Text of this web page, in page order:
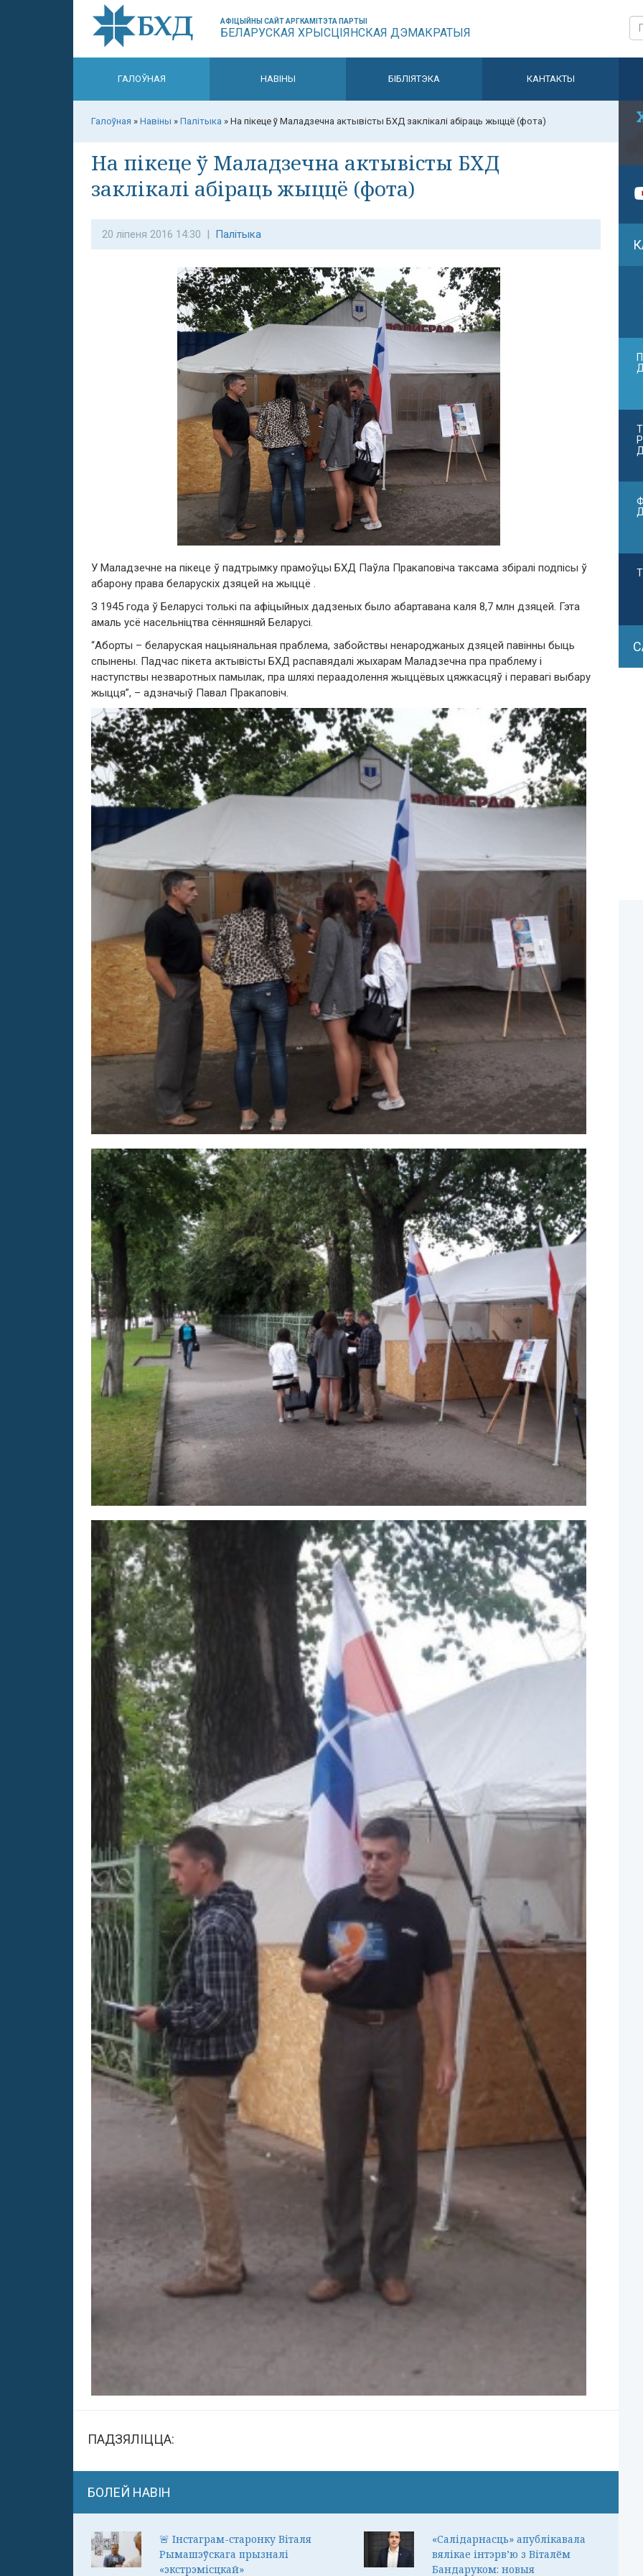
АФІЦЫЙНЫ САЙТ АРГКАМІТЭТА ПАРТЫІ
БЕЛАРУСКАЯ ХРЫСЦІЯНСКАЯ ДЭМАКРАТЫЯ
ГАЛОЎНАЯ НАВІНЫ БІБЛІЯТЭКА КАНТАКТЫ
Галоўная » Навіны » Палітыка » На пікеце ў Маладзечна актывісты БХД заклікалі абіраць жыццё (фота)
На пікеце ў Маладзечна актывісты БХД
заклікалі абіраць жыццё (фота)
20 ліпеня 2016 14:30 | Палітыка
У Маладзечне на пікеце ў падтрымку прамоўцы БХД Паўла Пракаповіча таксама збіралі подпісы ў
абарону права беларускіх дзяцей на жыццё .
З 1945 года ў Беларусі толькі па афіцыйных дадзеных было абартавана каля 8,7 млн дзяцей. Гэта
амаль усё насельніцтва сённяшняй Беларусі.
“Аборты – беларуская нацыянальная праблема, забойствы ненароджаных дзяцей павінны быць
спынены. Падчас пікета актывісты БХД распавядалі жыхарам Маладзечна пра праблему і
наступствы незваротных памылак, пра шляхі пераадолення жыццёвых цяжкасцяў і перавагі выбару
жыцця”, – адзначыў Павал Пракаповіч.
ПАДЗЯЛІЦЦА:
БОЛЕЙ НАВІН
🚨 Інстаграм-старонку Віталя
Рымашэўскага прызналі
«экстрэмісцкай»
«Салідарнасць» апублікавала
вялікае інтэрв’ю з Віталём
Бандаруком: новыя